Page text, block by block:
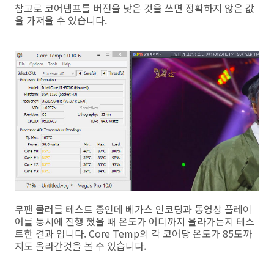
참고로 코어템프를 버전을 낮은 것을 쓰면 정확하지 않은 값
을 가져올 수 있습니다.
무팬 쿨러를 테스트 중인데 베가스 인코딩과 동영상 플레이
어를 동시에 진행 했을 때 온도가 어디까지 올라가는지 테스
트한 결과 입니다. Core Temp의 각 코어당 온도가 85도까
지도 올라간것을 볼 수 있습니다.